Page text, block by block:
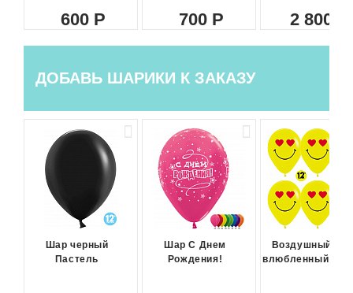
600 700 2 800
ДОБАВЬ ШАРИКИ К ЗАКАЗУ
Шар черный
Пастель
Шар С Днем
Рождения!
Воздушный
влюбленный